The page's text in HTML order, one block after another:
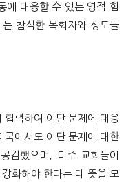
에 대응할 수 있는 영적 힘
참석한 목회자와 성도들
협력하여 이단 문제에 대응
국에서도 이단 문제에 대한
감했으며, 미주 교회들이
화해야 한다는 데 뜻을 모